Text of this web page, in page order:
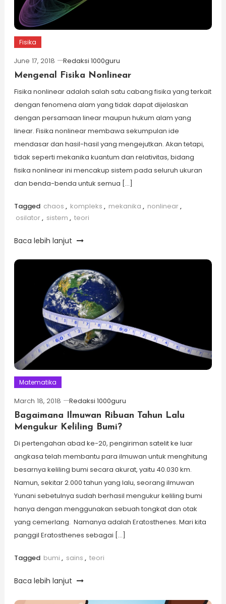
Fisika
June 17, 2018
Redaksi 1000guru
Mengenal Fisika Nonlinear
Fisika nonlinear adalah salah satu cabang fisika yang terkait
dengan fenomena alam yang tidak dapat dijelaskan
dengan persamaan linear maupun hukum alam yang
linear. Fisika nonlinear membawa sekumpulan ide
mendasar dan hasil-hasil yang mengejutkan. Akan tetapi,
tidak seperti mekanika kuantum dan relativitas, bidang
fisika nonlinear ini mencakup sistem pada seluruh ukuran
dan benda-benda untuk semua […]
Tagged chaos , kompleks , mekanika , nonlinear,
osilator, sistem , teori
Baca lebih lanjut
Matematika
March 18, 2018
Redaksi 1000guru
Bagaimana Ilmuwan Ribuan Tahun Lalu
Mengukur Keliling Bumi?
Di pertengahan abad ke-20, pengiriman satelit ke luar
angkasa telah membantu para ilmuwan untuk menghitung
besarnya keliling bumi secara akurat, yaitu 40.030 km.
Namun, sekitar 2.000 tahun yang lalu, seorang ilmuwan
Yunani sebetulnya sudah berhasil mengukur keliling bumi
hanya dengan menggunakan sebuah tongkat dan otak
yang cemerlang. Namanya adalah Eratosthenes. Mari kita
panggil Eratosthenes sebagai […]
Tagged bumi , sains , teori
Baca lebih lanjut